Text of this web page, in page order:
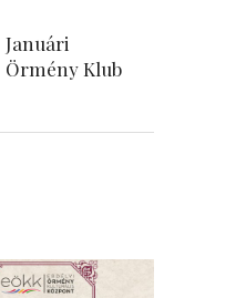
Januári
Örmény Klub